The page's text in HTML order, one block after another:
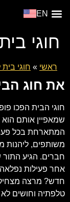
EN
חוגי
ראשי » חוגי
את חוג
חוגי הבית הפכו
שמאפיין אותם
המתארחת בכל
משותפים, ליהנות
חברים. הגיע
אחר פעילות
חדש? מרצה
טלפתיה וחושים